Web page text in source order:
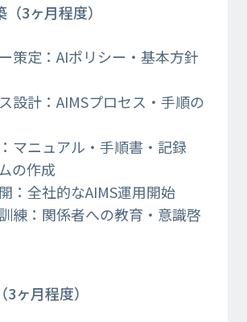
3ヶ月程度）​
策定：AIポリシー・基本方針
設計：AIMSプロセス・手順の
マニュアル・手順書・記録
の作成​
：全社的なAIMS運用開始
練：関係者への教育・意識啓
ヶ月程度）​